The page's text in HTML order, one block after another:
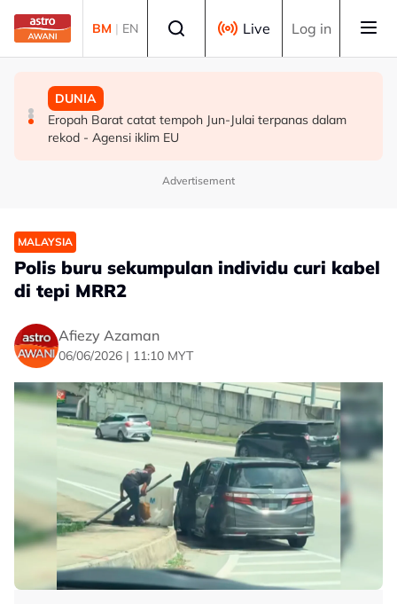
Skip to main content
BM | EN Live Log in
DUNIA
19 bangunan runtuh di Cali, Colombia akibat gempa
bumi
MALAYSIA
Berita tempatan pilihan sepanjang hari ini
DUNIA
Eropah Barat catat tempoh Jun-Julai terpanas dalam
rekod - Agensi iklim EU
Advertisement
MALAYSIA
Polis buru sekumpulan individu curi kabel
di tepi MRR2
Afiezy Azaman
06/06/2026 | 11:10 MYT